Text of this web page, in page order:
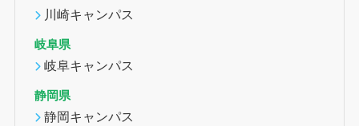
川崎キャンパス
岐阜県
岐阜キャンパス
静岡県
静岡キャンパス